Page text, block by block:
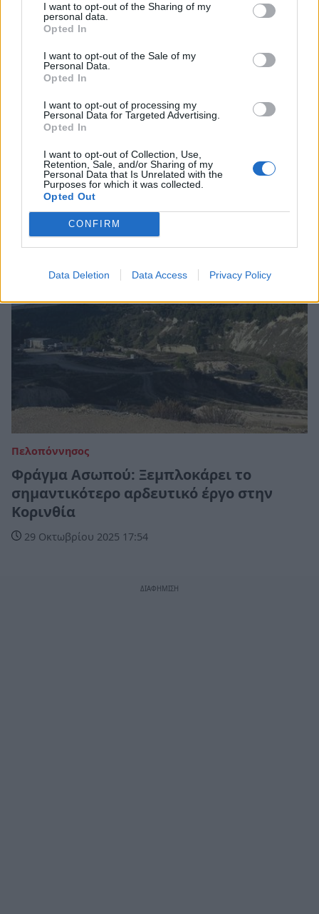
I want to opt-out of the Sharing of my
personal data.
Opted In
I want to opt-out of the Sale of my
Personal Data.
Opted In
I want to opt-out of processing my
Personal Data for Targeted Advertising.
Opted In
I want to opt-out of Collection, Use,
Retention, Sale, and/or Sharing of my
Personal Data that Is Unrelated with the
Purposes for which it was collected.
Opted Out
CONFIRM
Data Deletion Data Access Privacy Policy
Πελοπόννησος
Λακωνία: Ο Δήμας ανέθεσε το Φράγμα
του Οινούντα - Δηλώσεις και στοιχεία
για το μεγάλο έργο
07 Νοεμβρίου 2025 15:56
Πελοπόννησος
Φράγμα Ασωπού: Ξεμπλοκάρει το
σημαντικότερο αρδευτικό έργο στην
Κορινθία
29 Οκτωβρίου 2025 17:54